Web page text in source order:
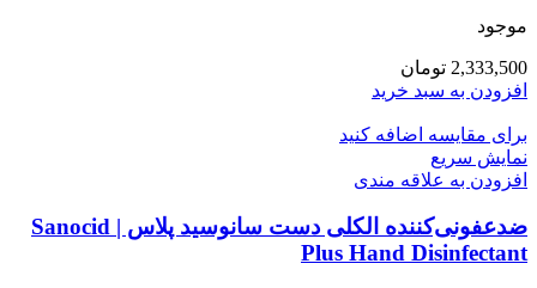
موجود
2,333,500 تومان
افزودن به سبد خرید
برای مقایسه اضافه کنید
نمایش سریع
افزودن به علاقه مندی
ضدعفونی‌کننده الکلی دست سانوسید پلاس | Sanocid
Plus Hand Disinfectant